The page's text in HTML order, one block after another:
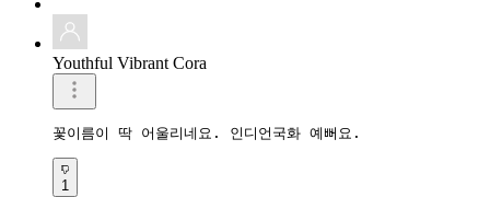
Youthful Vibrant Cora
꽃이름이 딱 어울리네요. 인디언국화 예뻐요.
1